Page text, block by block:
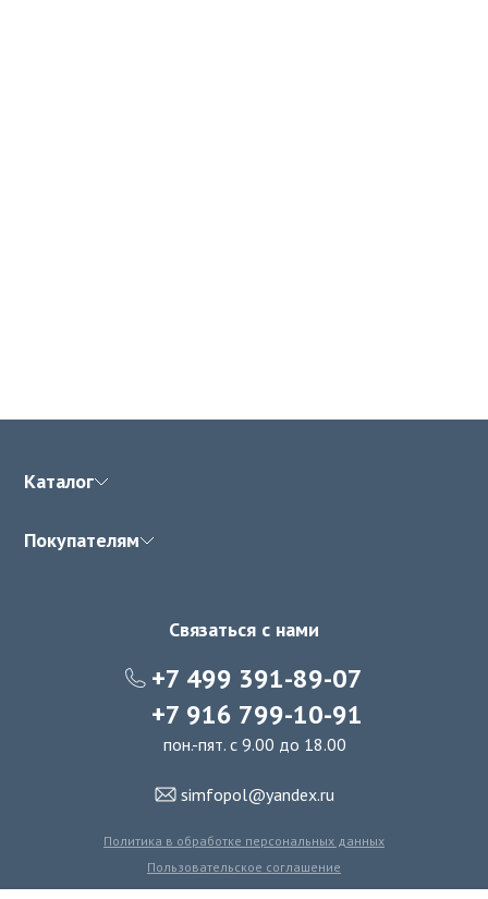
Каталог
Покупателям
Связаться с нами
+7 499 391-89-07
+7 916 799-10-91
пон.-пят. с 9.00 до 18.00
simfopol@yandex.ru
Политика в обработке персональных данных
Пользовательское соглашение
Политика использования файлов cookie